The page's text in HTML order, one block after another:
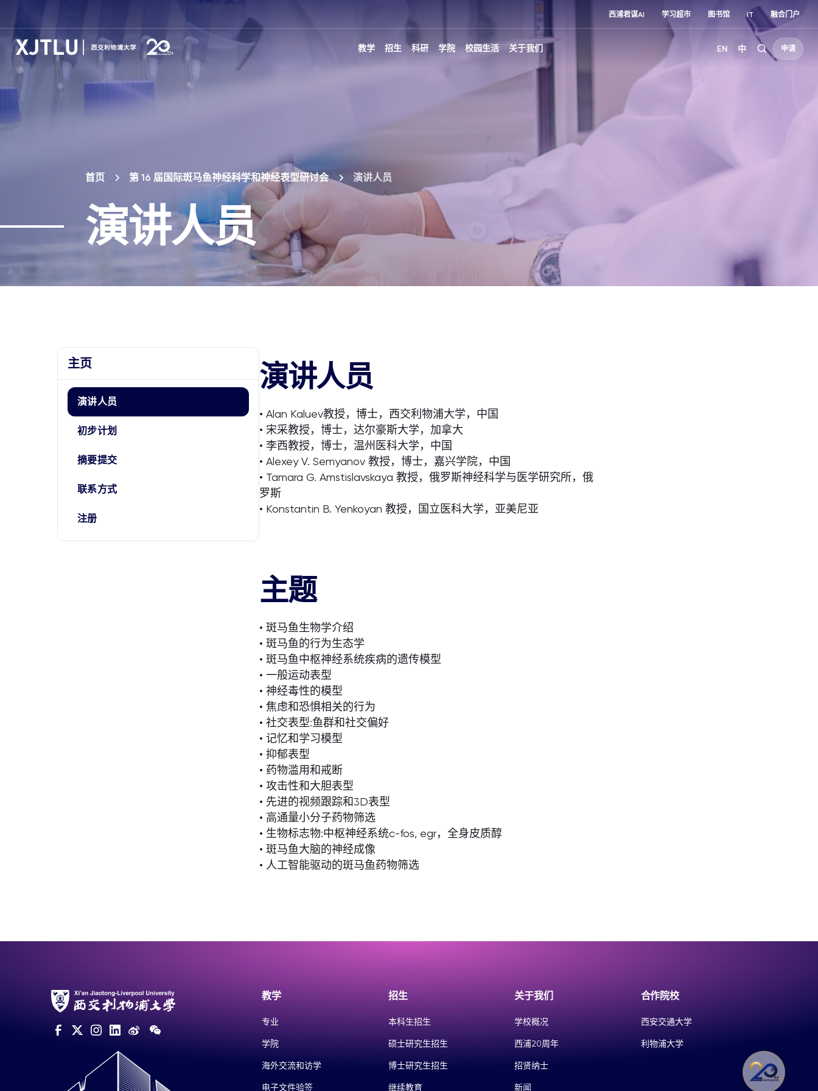
西浦君谋AI 学习超市 图书馆 IT 融合门户
教学 招生 科研 学院 校园生活 关于我们 EN 中 申请
首页 第 16 届国际斑马鱼神经科学和神经表型研讨会 演讲人员
演讲人员
主页
演讲人员
初步计划
摘要提交
联系方式
注册
演讲人员
• Alan Kaluev教授，博士，西交利物浦大学，中国
• 宋采教授，博士，达尔豪斯大学，加拿大
• 李西教授，博士，温州医科大学，中国
• Alexey V. Semyanov 教授，博士，嘉兴学院，中国
• Tamara G. Amstislavskaya 教授，俄罗斯神经科学与医学研究所，俄
罗斯
• Konstantin B. Yenkoyan 教授，国立医科大学，亚美尼亚
主题
• 斑马鱼生物学介绍
• 斑马鱼的行为生态学
• 斑马鱼中枢神经系统疾病的遗传模型
• 一般运动表型
• 神经毒性的模型
• 焦虑和恐惧相关的行为
• 社交表型:鱼群和社交偏好
• 记忆和学习模型
• 抑郁表型
• 药物滥用和戒断
• 攻击性和大胆表型
• 先进的视频跟踪和3D表型
• 高通量小分子药物筛选
• 生物标志物:中枢神经系统c-fos, egr，全身皮质醇
• 斑马鱼大脑的神经成像
• 人工智能驱动的斑马鱼药物筛选
教学
专业
学院
海外交流和访学
电子文件验签
招生
本科生招生
硕士研究生招生
博士研究生招生
继续教育
关于我们
学校概况
西浦20周年
招贤纳士
新闻
合作院校
西安交通大学
利物浦大学